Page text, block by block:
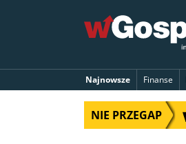
Najnowsze Finanse
NIE PRZEGAP